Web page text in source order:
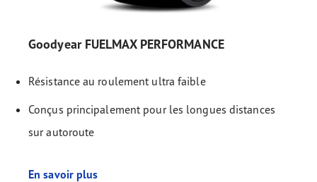
Goodyear FUELMAX PERFORMANCE
Résistance au roulement ultra faible
Conçus principalement pour les longues distances
sur autoroute
En savoir plus